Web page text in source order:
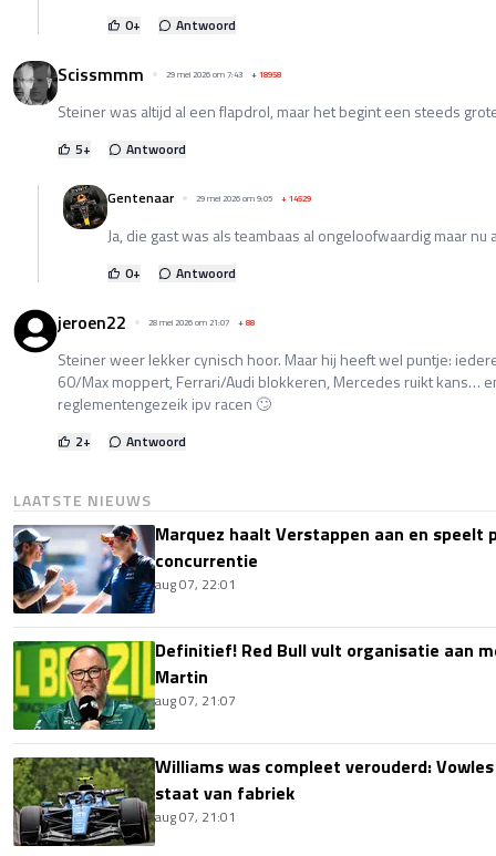
0+ Antwoord
Scissmmm 29 mei 2026 om 7:43 +18958
Steiner was altijd al een flapdrol, maar het begint een steeds
5+ Antwoord
Gentenaar 29 mei 2026 om 9:05 +14529
Ja, die gast was als teambaas al ongeloofwaardig maar
0+ Antwoord
jeroen22 28 mei 2026 om 21:07 +88
Steiner weer lekker cynisch hoor. Maar hij heeft wel puntje:
60/Max moppert, Ferrari/Audi blokkeren, Mercedes ruikt kans…
reglementengezeik ipv racen 🙄
2+ Antwoord
LAATSTE NIEUWS
Marquez haalt Verstappen aan en speelt
concurrentie
aug 07, 22:01
Definitief! Red Bull vult organisatie aan
Martin
aug 07, 21:07
Williams was compleet verouderd:
staat van fabriek
aug 07, 21:01